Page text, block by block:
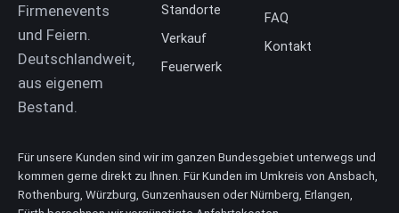
Firmenevents
und Feiern.
Deutschlandweit,
aus eigenem
Bestand.
Standorte
Verkauf
Feuerwerk
FAQ
Kontakt
Für unsere Kunden sind wir im ganzen Bundesgebiet unterwegs und
kommen gerne direkt zu Ihnen. Für Kunden im Umkreis von Ansbach,
Rothenburg, Würzburg, Gunzenhausen oder Nürnberg, Erlangen,